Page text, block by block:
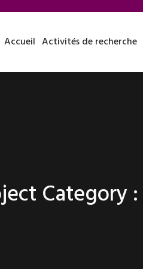
Accueil Activités de recherche
Category :